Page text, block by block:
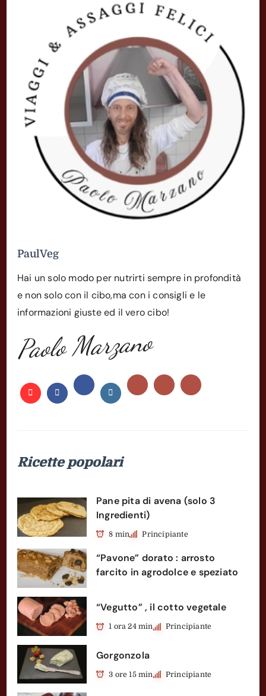
PaulVeg
Hai un solo modo per nutrirti sempre in profondità
e non solo con il cibo,ma con i consigli e le
informazioni giuste ed il vero cibo!
Paolo Marzano
Ricette popolari
Pane pita di avena (solo 3
Ingredienti)
8 min Principiante
“Pavone” dorato : arrosto
farcito in agrodolce e speziato
“Vegutto” , il cotto vegetale
1 ora 24 min Principiante
Gorgonzola
3 ore 15 min Principiante